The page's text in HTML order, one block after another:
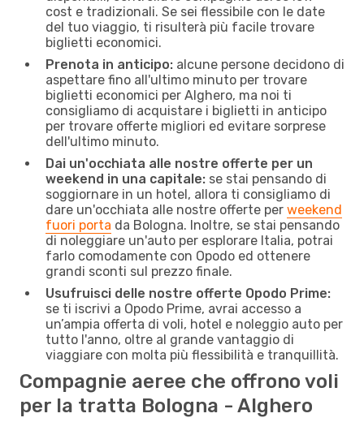
cost e tradizionali. Se sei flessibile con le date
del tuo viaggio, ti risulterà più facile trovare
biglietti economici.
Prenota in anticipo: alcune persone decidono di
aspettare fino all'ultimo minuto per trovare
biglietti economici per Alghero, ma noi ti
consigliamo di acquistare i biglietti in anticipo
per trovare offerte migliori ed evitare sorprese
dell'ultimo minuto.
Dai un'occhiata alle nostre offerte per un
weekend in una capitale: se stai pensando di
soggiornare in un hotel, allora ti consigliamo di
dare un'occhiata alle nostre offerte per weekend
fuori porta da Bologna. Inoltre, se stai pensando
di noleggiare un'auto per esplorare Italia, potrai
farlo comodamente con Opodo ed ottenere
grandi sconti sul prezzo finale.
Usufruisci delle nostre offerte Opodo Prime:
se ti iscrivi a Opodo Prime, avrai accesso a
un’ampia offerta di voli, hotel e noleggio auto per
tutto l'anno, oltre al grande vantaggio di
viaggiare con molta più flessibilità e tranquillità.
Compagnie aeree che offrono voli
per la tratta Bologna - Alghero